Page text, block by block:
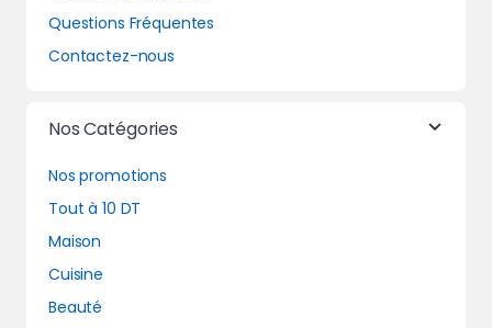
Questions Fréquentes
Contactez-nous
Nos Catégories
Nos promotions
Tout à 10 DT
Maison
Cuisine
Beauté